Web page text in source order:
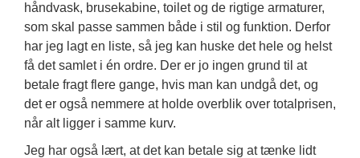
håndvask, brusekabine, toilet og de rigtige armaturer,
som skal passe sammen både i stil og funktion. Derfor
har jeg lagt en liste, så jeg kan huske det hele og helst
få det samlet i én ordre. Der er jo ingen grund til at
betale fragt flere gange, hvis man kan undgå det, og
det er også nemmere at holde overblik over totalprisen,
når alt ligger i samme kurv.
Jeg har også lært, at det kan betale sig at tænke lidt